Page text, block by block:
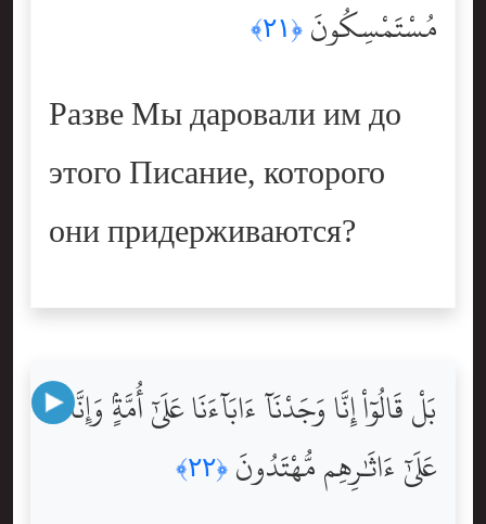
مُسْتَمْسِكُونَ ﴿٢١﴾
Разве Мы даровали им до
этого Писание, которого
они придерживаются?
بَلْ قَالُوٓاْ إِنَّا وَجَدْنَآ ءَابَآءَنَا عَلَىٰٓ أُمَّةٍۢ وَإِنَّا
عَلَىٰٓ ءَاثَٰرِهِم مُّهْتَدُونَ ﴿٢٢﴾